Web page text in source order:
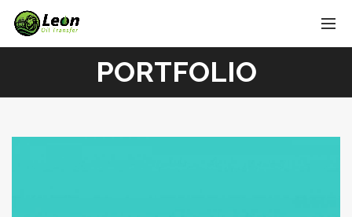
PORTFOLIO